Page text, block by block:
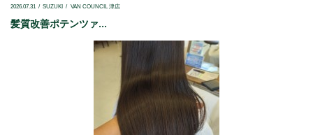
2026.07.31 SUZUKI VAN COUNCIL 津店
髪質改善ポテンツァ...